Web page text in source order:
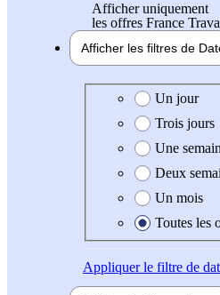
Afficher uniquement
les offres France
Afficher les filtres de
Date de création de
Un jour
Trois jours
Une
Deux
Un mois
Toutes les
Appliquerle filtre de